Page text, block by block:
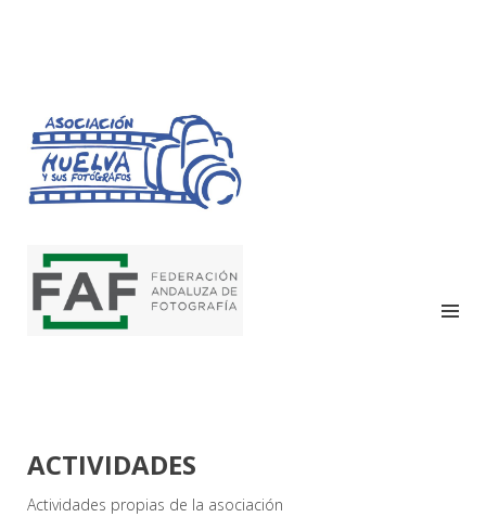
HUELVA Y SUS
FOTÓGRAFOS
ACTIVIDADES
Actividades propias de la asociación